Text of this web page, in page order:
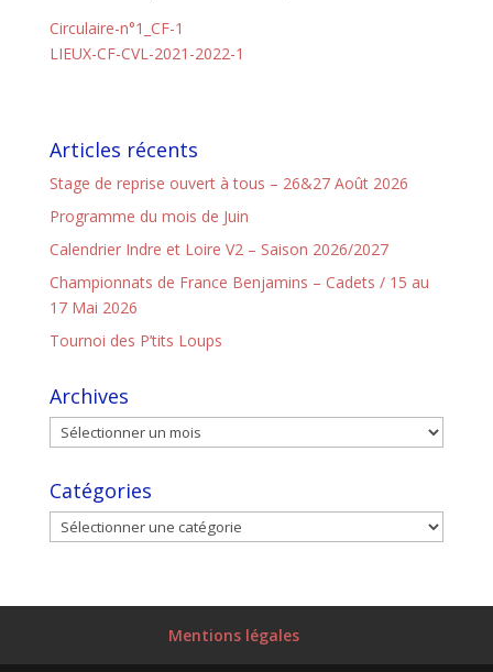
Circulaire-n°1_CF-1
LIEUX-CF-CVL-2021-2022-1
Articles récents
Stage de reprise ouvert à tous – 26&27 Août 2026
Programme du mois de Juin
Calendrier Indre et Loire V2 – Saison 2026/2027
Championnats de France Benjamins – Cadets / 15 au
17 Mai 2026
Tournoi des P’tits Loups
Archives
Catégories
Mentions légales